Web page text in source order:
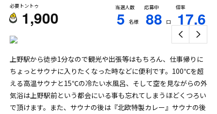
必要トントゥ
1,900
当選人数
5 名様
応募中
88 口
倍率
17.6
上野駅から徒歩1分なので観光や出張等はもちろん、仕事帰りに
ちょっとサウナに入りたくなった時などに便利です。100℃を超
える高温サウナと15℃の冷たい水風呂、そして空を見ながらの外
気浴は上野駅前という都会にいる事も忘れてしまうほどくつろい
で頂けます。また、サウナの後は『北欧特製カレー』サウナの後